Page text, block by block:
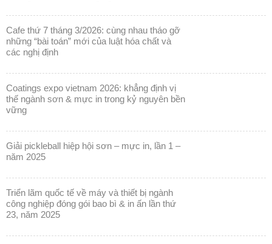
cafe thứ 7 tháng 3/2026: cùng nhau tháo gỡ
những “bài toán” mới của luật hóa chất và
các nghị định
coatings expo vietnam 2026: khẳng định vị
thế ngành sơn & mực in trong kỷ nguyên bền
vững
giải pickleball hiệp hội sơn – mực in, lần 1 –
năm 2025
triển lãm quốc tế về máy và thiết bị ngành
công nghiệp đóng gói bao bì & in ấn lần thứ
23, năm 2025